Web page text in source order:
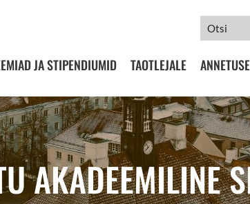
JA STIPENDIUMID TAOTLEJALE
AKADEEMILINE